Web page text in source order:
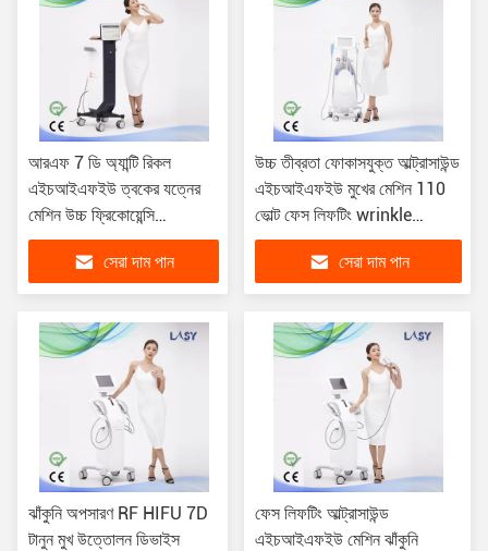
আরএফ 7 ডি অ্যান্টি রিকল
এইচআইএফইউ ত্বকের যত্নের
মেশিন উচ্চ ফ্রিকোয়েন্সি
এইচআইএফইউ আল্ট্রাসাউন্ড
সেরা দাম পান
উচ্চ তীব্রতা ফোকাসযুক্ত আল্ট্রাসাউন্ড
এইচআইএফইউ মুখের মেশিন 110
ভোল্ট ফেস লিফটিং wrinkle
অপসারণ
সেরা দাম পান
ঝাঁকুনি অপসারণ RF HIFU 7D
টানুন মুখ উত্তোলন ডিভাইস
ফেস লিফটিং আল্ট্রাসাউন্ড
এইচআইএফইউ মেশিন ঝাঁকুনি